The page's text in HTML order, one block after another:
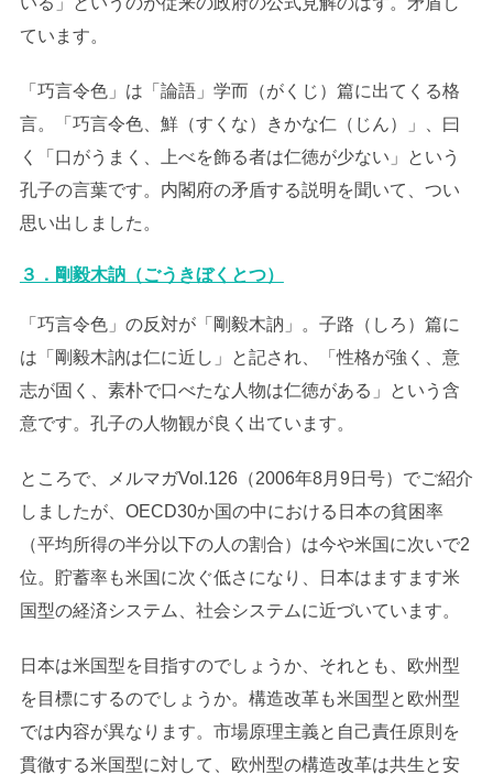
ています。
「巧言令色」は「論語」学而（がくじ）篇に出てくる格
言。「巧言令色、鮮（すくな）きかな仁（じん）」、曰
く「口がうまく、上べを飾る者は仁徳が少ない」という
孔子の言葉です。内閣府の矛盾する説明を聞いて、つい
思い出しました。
３．剛毅木訥（ごうきぼくとつ）
「巧言令色」の反対が「剛毅木訥」。子路（しろ）篇に
は「剛毅木訥は仁に近し」と記され、「性格が強く、意
志が固く、素朴で口べたな人物は仁徳がある」という含
意です。孔子の人物観が良く出ています。
ところで、メルマガVol.126（2006年8月9日号）でご紹介
しましたが、OECD30か国の中における日本の貧困率
（平均所得の半分以下の人の割合）は今や米国に次いで2
位。貯蓄率も米国に次ぐ低さになり、日本はますます米
国型の経済システム、社会システムに近づいています。
日本は米国型を目指すのでしょうか、それとも、欧州型
を目標にするのでしょうか。構造改革も米国型と欧州型
では内容が異なります。市場原理主義と自己責任原則を
貫徹する米国型に対して、欧州型の構造改革は共生と安